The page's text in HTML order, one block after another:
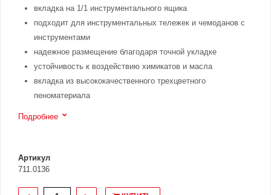
вкладка на 1/1 инструментального ящика
подходит для инструментальных тележек и чемоданов с
инструментами
надежное размещение благодаря точной укладке
устойчивость к воздействию химикатов и масла
вкладка из высококачественного трехцветного
пеноматериала
Подробнее
Артикул
711.0136